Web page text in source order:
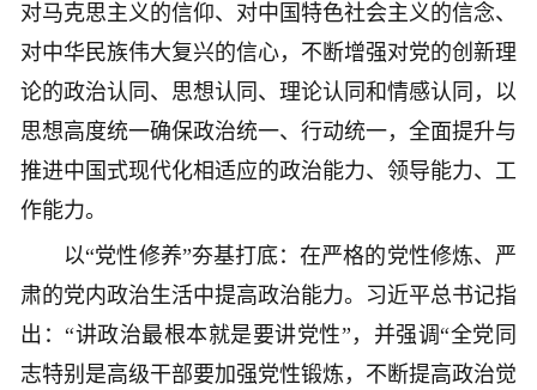
对马克思主义的信仰、对中国特色社会主义的信念、
对中华民族伟大复兴的信心，不断增强对党的创新理
论的政治认同、思想认同、理论认同和情感认同，以
思想高度统一确保政治统一、行动统一，全面提升与
推进中国式现代化相适应的政治能力、领导能力、工
作能力。
以“党性修养”夯基打底：在严格的党性修炼、严
肃的党内政治生活中提高政治能力。习近平总书记指
出：“讲政治最根本就是要讲党性”，并强调“全党同
志特别是高级干部要加强党性锻炼，不断提高政治觉